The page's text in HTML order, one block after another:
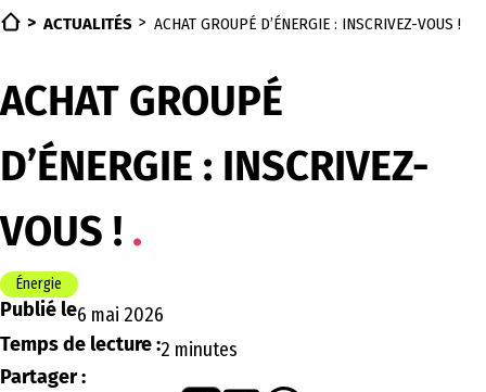
ACTUALITÉS ACHAT GROUPÉ D’ÉNERGIE : INSCRIVEZ-VOUS !
ACHAT GROUPÉ
D’ÉNERGIE : INSCRIVEZ-
VOUS !
Énergie
Publié le6 mai 2026
Temps de lecture :2 minutes
Partager :